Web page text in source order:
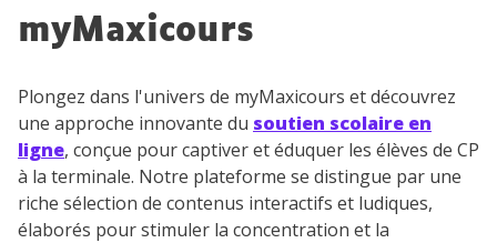
myMaxicours
Plongez dans l'univers de myMaxicours et découvrez
une approche innovante du soutien scolaire en
ligne, conçue pour captiver et éduquer les élèves de CP
à la terminale. Notre plateforme se distingue par une
riche sélection de contenus interactifs et ludiques,
élaborés pour stimuler la concentration et la